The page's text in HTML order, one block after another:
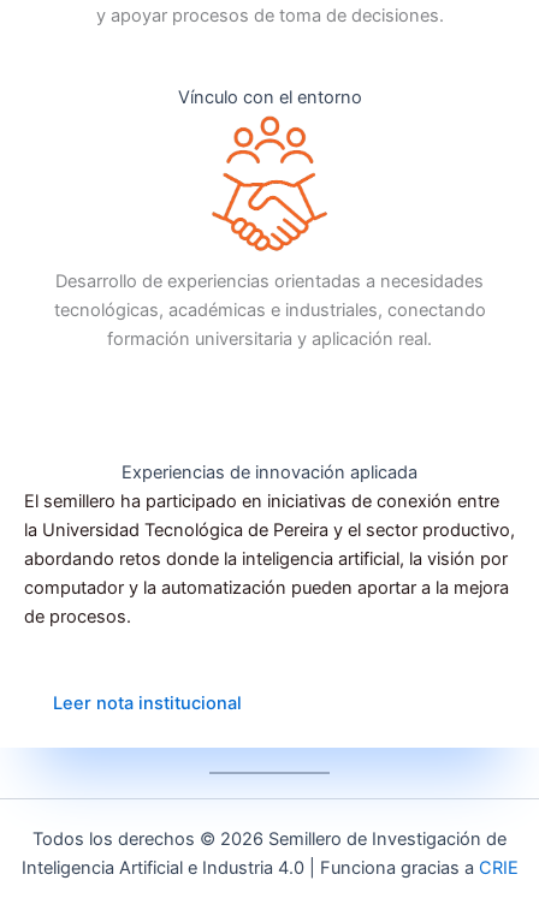
y apoyar procesos de toma de decisiones.
Vínculo con el entorno
Desarrollo de experiencias orientadas a necesidades
tecnológicas, académicas e industriales, conectando
formación universitaria y aplicación real.
Experiencias de innovación aplicada
El semillero ha participado en iniciativas de conexión entre
la Universidad Tecnológica de Pereira y el sector productivo,
abordando retos donde la inteligencia artificial, la visión por
computador y la automatización pueden aportar a la mejora
de procesos.
Leer nota institucional
Todos los derechos © 2026 Semillero de Investigación de
Inteligencia Artificial e Industria 4.0 | Funciona gracias a CRIE